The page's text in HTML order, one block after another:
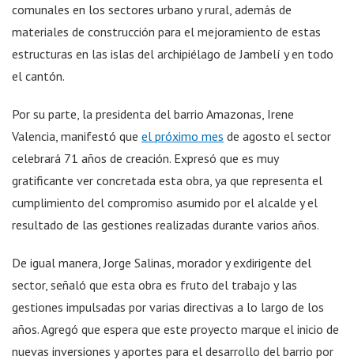
comunales en los sectores urbano y rural, además de
materiales de construcción para el mejoramiento de estas
estructuras en las islas del archipiélago de Jambelí y en todo
el cantón.
Por su parte, la presidenta del barrio Amazonas, Irene
Valencia, manifestó que el próximo mes de agosto el sector
celebrará 71 años de creación. Expresó que es muy
gratificante ver concretada esta obra, ya que representa el
cumplimiento del compromiso asumido por el alcalde y el
resultado de las gestiones realizadas durante varios años.
De igual manera, Jorge Salinas, morador y exdirigente del
sector, señaló que esta obra es fruto del trabajo y las
gestiones impulsadas por varias directivas a lo largo de los
años. Agregó que espera que este proyecto marque el inicio de
nuevas inversiones y aportes para el desarrollo del barrio por